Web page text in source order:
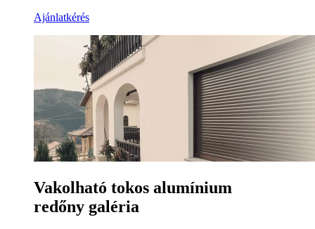
Ajánlatkérés
Vakolható tokos alumínium
redőny galéria